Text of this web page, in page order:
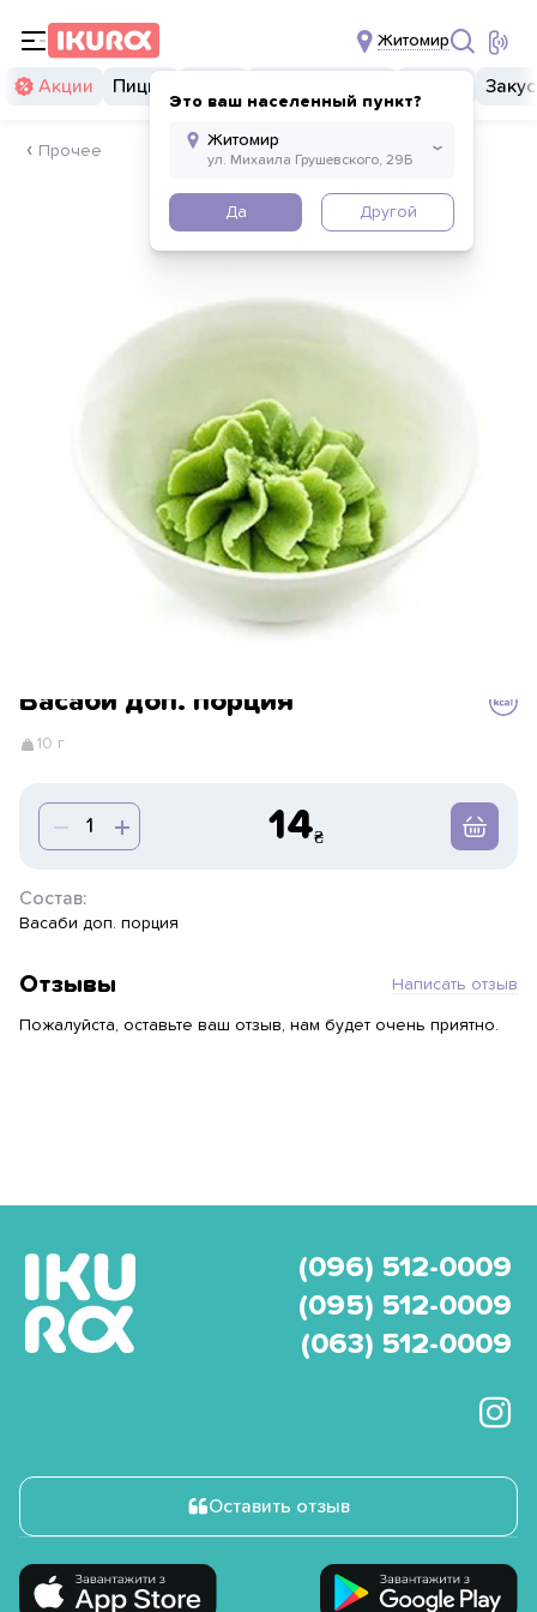
Житомир
Это ваш населенный пункт?
Да Другой
Акции Пицца
Прочее
Васаби доп. порция
10 г
14
Состав:
Васаби доп. порция
Отзывы Написать отзыв
Пожалуйста, оставьте ваш отзыв, нам будет очень приятно.
(096) 512-0009
(095) 512-0009
(063) 512-0009
Оставить отзыв